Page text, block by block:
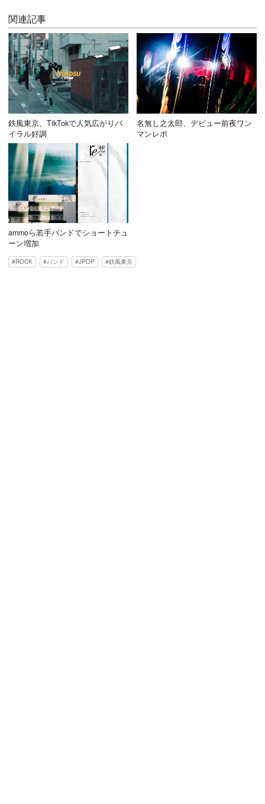
関連記事
鉄風東京、TikTokで人気広がりバ
イラル好調
名無し之太郎、デビュー前夜ワン
マンレポ
ammoら若手バンドでショートチュ
ーン増加
ROCK バンド JPOP 鉄風東京